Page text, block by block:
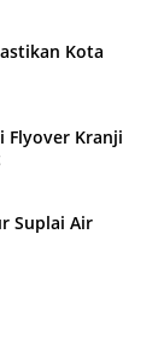
Kota
Flyover Kranji
Suplai Air